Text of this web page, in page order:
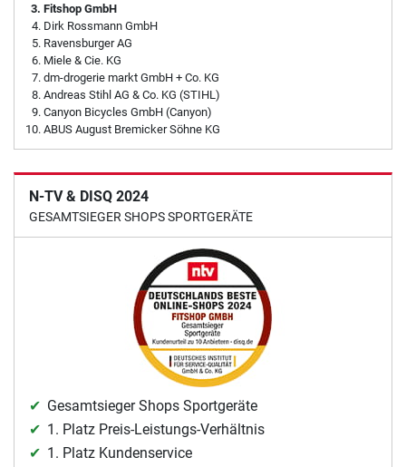
Fitshop GmbH
Dirk Rossmann GmbH
Ravensburger AG
Miele & Cie. KG
dm-drogerie markt GmbH + Co. KG
Andreas Stihl AG & Co. KG (STIHL)
Canyon Bicycles GmbH (Canyon)
ABUS August Bremicker Söhne KG
N-TV & DISQ 2024
GESAMTSIEGER SHOPS SPORTGERÄTE
Gesamtsieger Shops Sportgeräte
1. Platz Preis-Leistungs-Verhältnis
1. Platz Kundenservice